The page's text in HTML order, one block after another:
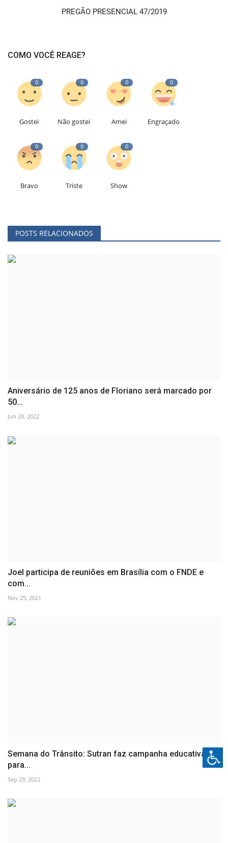
PREGÃO PRESENCIAL 47/2019
COMO VOCÊ REAGE?
0
Gostei
0
Não gostei
0
Amei
0
Engraçado
0
Bravo
0
Triste
0
Show
POSTS RELACIONADOS
Aniversário de 125 anos de Floriano será marcado por
50...
Jun 28, 2022
Joel participa de reuniões em Brasília com o FNDE e
com...
Nov 25, 2021
Semana do Trânsito: Sutran faz campanha educativa
para...
Sep 29, 2022